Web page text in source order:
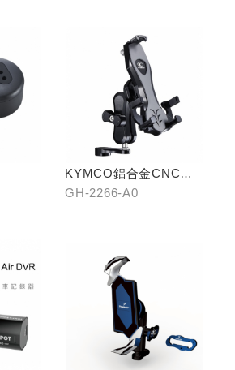
KYMCO鋁合金CNC減
震手機架
GH-2266-A0